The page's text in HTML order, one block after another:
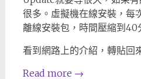
很多。虛擬機在線安裝，每
離線安裝包，時間壓縮到40
看到網路上的介紹，轉貼回
Read more →